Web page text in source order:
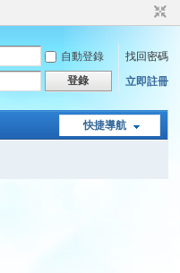
自動登錄
找回密碼
登錄 立即註冊
快捷導航